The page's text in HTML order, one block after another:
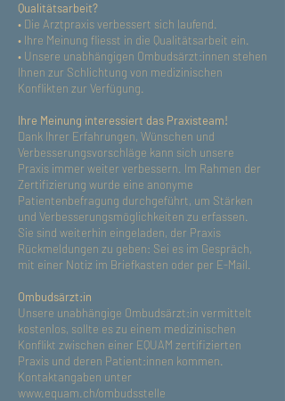
Qualitätsarbeit?
• Die Arztpraxis verbessert sich laufend.
• Ihre Meinung fliesst in die Qualitätsarbeit ein.
• Unsere unabhängigen Ombudsärzt:innen stehen
Ihnen zur Schlichtung von medizinischen
Konflikten zur Verfügung.
Ihre Meinung interessiert das Praxisteam!
Dank Ihrer Erfahrungen, Wünschen und
Verbesserungsvorschläge kann sich unsere
Praxis immer weiter verbessern. Im Rahmen der
Zertifizierung wurde eine anonyme
Patientenbefragung durchgeführt, um Stärken
und Verbesserungsmöglichkeiten zu erfassen.
Sie sind weiterhin eingeladen, der Praxis
Rückmeldungen zu geben: Sei es im Gespräch,
mit einer Notiz im Briefkasten oder per E-Mail.
Ombudsärzt:in
Unsere unabhängige Ombudsärzt:in vermittelt
kostenlos, sollte es zu einem medizinischen
Konflikt zwischen einer EQUAM zertifizierten
Praxis und deren Patient:innen kommen.
Kontaktangaben unter
www.equam.ch/ombudsstelle